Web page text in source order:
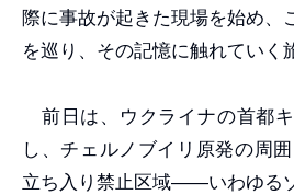
際に事故が起きた現場を始め、
を巡り、その記憶に触れていく
前日は、ウクライナの首都
し、チェルノブイリ原発の周
立ち入り禁止区域――いわゆる